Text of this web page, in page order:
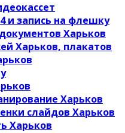
и запись на флешку
Харьков
Харьков, плакатов
Харьков
слайдов Харьков
Харьков